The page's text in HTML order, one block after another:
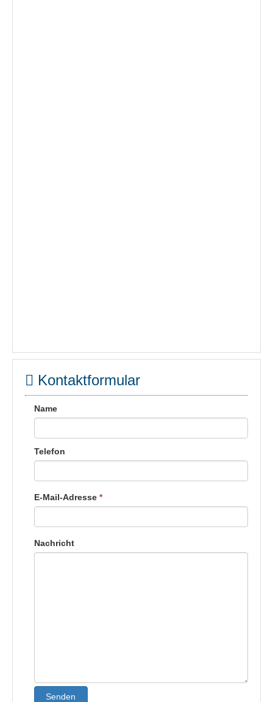
Kontaktformular
Name
Telefon
E-Mail-Adresse *
Nachricht
Senden